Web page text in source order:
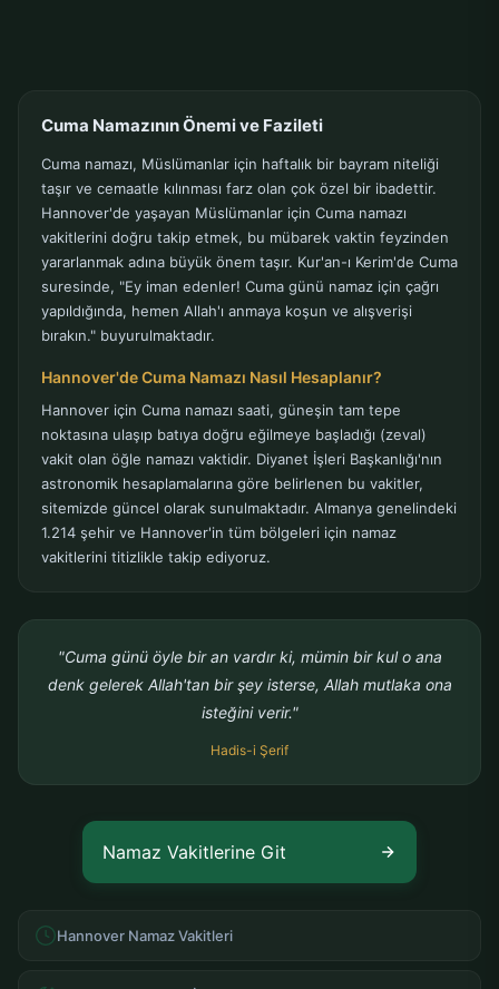
Cuma Namazının Önemi ve Fazileti
Cuma namazı, Müslümanlar için haftalık bir bayram niteliği
taşır ve cemaatle kılınması farz olan çok özel bir ibadettir.
Hannover'de yaşayan Müslümanlar için Cuma namazı
vakitlerini doğru takip etmek, bu mübarek vaktin feyzinden
yararlanmak adına büyük önem taşır. Kur'an-ı Kerim'de Cuma
suresinde, "Ey iman edenler! Cuma günü namaz için çağrı
yapıldığında, hemen Allah'ı anmaya koşun ve alışverişi
bırakın." buyurulmaktadır.
Hannover'de Cuma Namazı Nasıl Hesaplanır?
Hannover için Cuma namazı saati, güneşin tam tepe
noktasına ulaşıp batıya doğru eğilmeye başladığı (zeval)
vakit olan öğle namazı vaktidir. Diyanet İşleri Başkanlığı'nın
astronomik hesaplamalarına göre belirlenen bu vakitler,
sitemizde güncel olarak sunulmaktadır. Almanya genelindeki
1.214 şehir ve Hannover'in tüm bölgeleri için namaz
vakitlerini titizlikle takip ediyoruz.
"Cuma günü öyle bir an vardır ki, mümin bir kul o ana
denk gelerek Allah'tan bir şey isterse, Allah mutlaka ona
isteğini verir."
Hadis-i Şerif
Namaz Vakitlerine Git
Hannover Namaz Vakitleri